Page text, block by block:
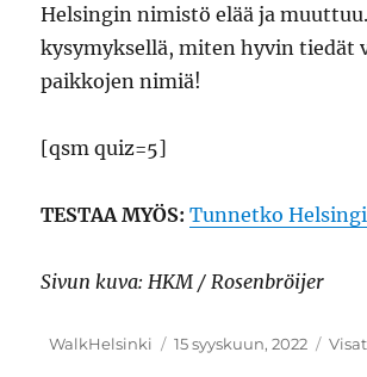
Helsingin nimistö elää ja muuttuu.
kysymyksellä, miten hyvin tiedät
paikkojen nimiä!
[qsm quiz=5]
TESTAA MYÖS: Tunnetko
Sivun kuva: HKM / Rosenbröijer
Kirjoittaja
WalkHelsinki Julkaistu
15 syyskuun, 2022 Visat